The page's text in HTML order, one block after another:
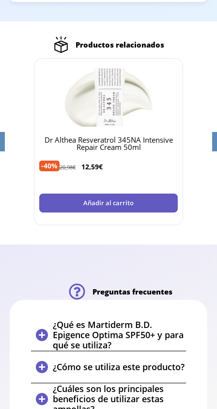
Productos relacionados
Dr Althea Resveratrol 345NA Intensive
Repair Cream 50ml
-40% 20,98€ 12,59€
Añadir al carrito
Preguntas frecuentes
¿Qué es Martiderm B.D.
Epigence Optima SPF50+ y para
qué se utiliza?
¿Cómo se utiliza este producto?
¿Cuáles son los principales
beneficios de utilizar estas